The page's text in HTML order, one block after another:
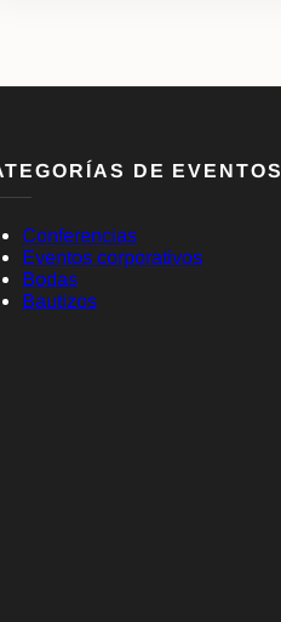
DE EVENTOS
Conferencias
Eventos corporativos
Bodas
Bautizos